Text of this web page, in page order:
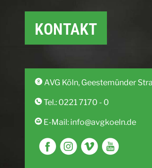
KONTAKT
AVG Köln, Geestemünder
Tel.: 0221 7170 - 0
E-Mail: info@avgkoeln.de